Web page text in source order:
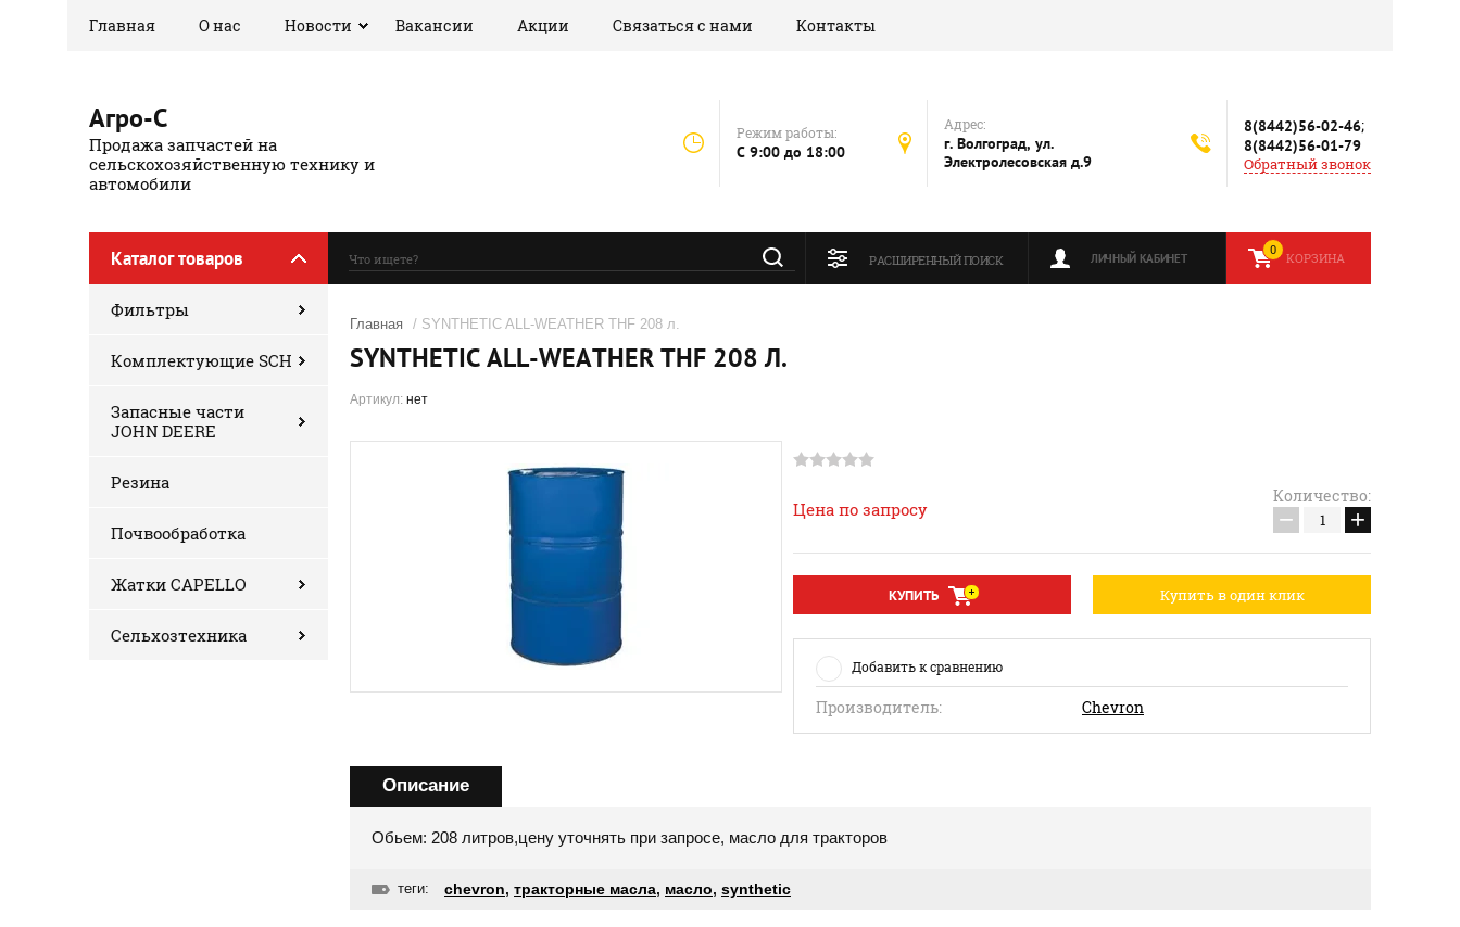
Главная О нас Новости Вакансии Акции Связаться с нами Контакты
Агро-С
Продажа запчастей на
сельскохозяйственную технику и
автомобили
Режим работы:
C 9:00 до 18:00
Адрес:
г. Волгоград, ул.
Электролесовская д.9
8(8442)56-02-46;
8(8442)56-01-79
Обратный звонок
Каталог товаров КОРЗИНА
0
ЛИЧНЫЙ КАБИНЕТ
РАСШИРЕННЫЙ ПОИСК
Фильтры
Комплектующие SCH
Запасные части
JOHN DEERE
Резина
Почвообработка
Жатки CAPELLO
Сельхозтехника
Главная / SYNTHETIC ALL-WEATHER THF 208 л.
SYNTHETIC ALL-WEATHER THF 208 Л.
Артикул: нет
Цена по запросу
Количество:
− +
КУПИТЬ Купить в один клик
Добавить к сравнению
Производитель: Сhevron
Описание
Обьем: 208 литров,цену уточнять при запросе, масло для тракторов
теги: chevron, тракторные масла, масло, synthetic